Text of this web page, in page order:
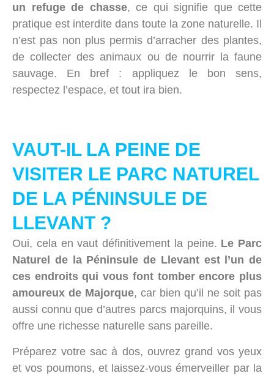
un refuge de chasse, ce qui signifie que cette
pratique est interdite dans toute la zone naturelle. Il
n’est pas non plus permis d’arracher des plantes,
de collecter des animaux ou de nourrir la faune
sauvage. En bref : appliquez le bon sens,
respectez l’espace, et tout ira bien.
VAUT-IL LA PEINE DE
VISITER LE PARC NATUREL
DE LA PÉNINSULE DE
LLEVANT ?
Oui, cela en vaut définitivement la peine. Le Parc
Naturel de la Péninsule de Llevant est l’un de
ces endroits qui vous font tomber encore plus
amoureux de Majorque, car bien qu’il ne soit pas
aussi connu que d’autres parcs majorquins, il vous
offre une richesse naturelle sans pareille.
Préparez votre sac à dos, ouvrez grand vos yeux
et vos poumons, et laissez-vous émerveiller par la